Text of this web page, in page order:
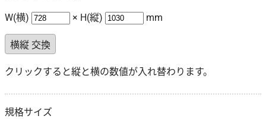
W(横) × H(縦) mm
横縦 交換
クリックすると縦と横の数値が入れ替わります。
規格サイズ